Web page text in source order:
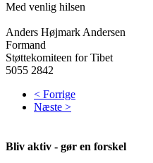
Med venlig hilsen
Anders Højmark Andersen
Formand
Støttekomiteen for Tibet
5055 2842
< Forrige
Næste >
Bliv aktiv - gør en forskel